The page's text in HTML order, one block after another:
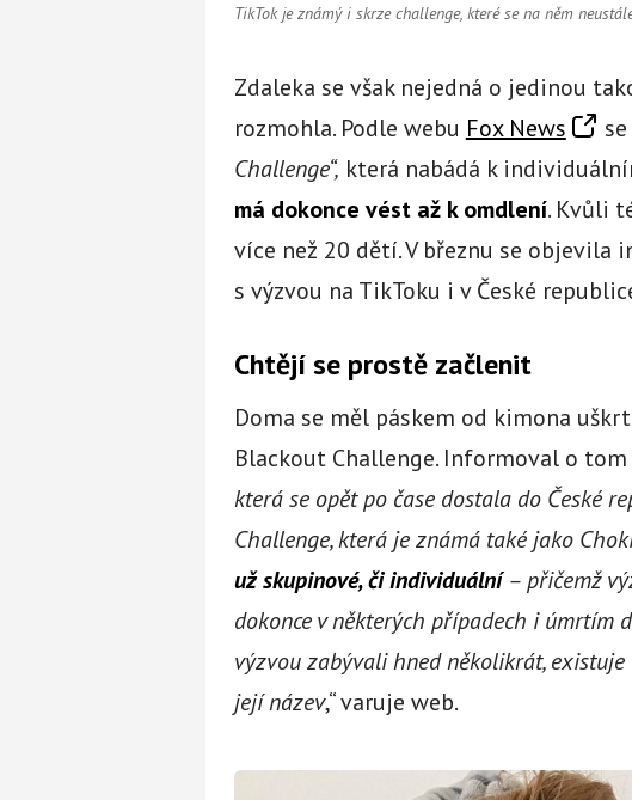
TikTok je známý i skrze challenge, které se na něm
Zdaleka se však nejedná o jedinou
rozmohla. Podle webu Fox News
Challenge“, která nabádá k
má dokonce vést až k omdlení. Kvůli
více než 20 dětí. V březnu se
s výzvou na TikToku i v České
Chtějí se prostě začlenit
Doma se měl páskem od kimona
Blackout Challenge. Informoval o tom
která se opět po čase dostala do České
Challenge, která je známá také jako
už skupinové, či individuální– přičemž
dokonce v některých případech i úmrtím
výzvou zabývali hned několikrát,
její název,“ varuje web.